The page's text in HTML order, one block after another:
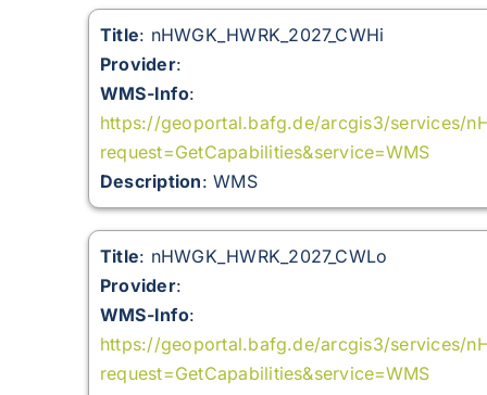
Title: nHWGK_HWRK_2027_CWHi
Provider:
WMS-Info:
https://geoportal.bafg.de/arcgis3/services/
request=GetCapabilities&service=WMS
Description: WMS
Title: nHWGK_HWRK_2027_CWLo
Provider:
WMS-Info:
https://geoportal.bafg.de/arcgis3/services/
request=GetCapabilities&service=WMS